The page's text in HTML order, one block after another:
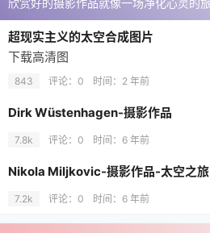
超现实主义的太空合成图片
下载高清图
843 评论：0 时间： 2 年前
Dirk Wüstenhagen-摄影作品
7.8k 评论：0 时间： 6 年前
Nikola Miljkovic-摄影作品-太空之旅
7.2k 评论：0 时间： 6 年前